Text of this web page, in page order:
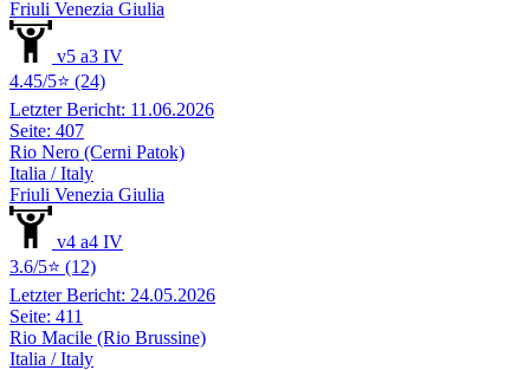
Friuli Venezia Giulia
v5 a3 IV
4.45/5⭐ (24)
Letzter Bericht: 11.06.2026
Seite: 407
Rio Nero (Cerni Patok)
Italia / Italy
Friuli Venezia Giulia
v4 a4 IV
3.6/5⭐ (12)
Letzter Bericht: 24.05.2026
Seite: 411
Rio Macile (Rio Brussine)
Italia / Italy